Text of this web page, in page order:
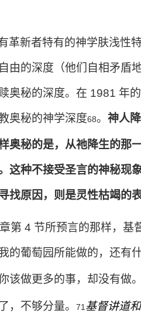
革新者特有的神学肤浅性
由的深度（他们自相矛盾
奥秘的深度。在 1981 年
奥秘的神学深度68。 神人
奥秘的是，从祂降生的那
这种不接受圣言的神秘现
找原因，则是灵性枯竭的表
第 4 节所预言的那样，基
的葡萄园所能做的，还有
该做更多的事，却没有做。
，不够分量。 71 基督讲道